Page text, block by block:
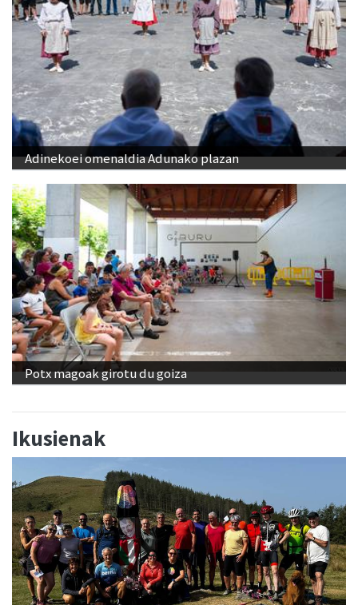
Adinekoei omenaldia Adunako plazan
Potx magoak girotu du goiza
Ikusienak